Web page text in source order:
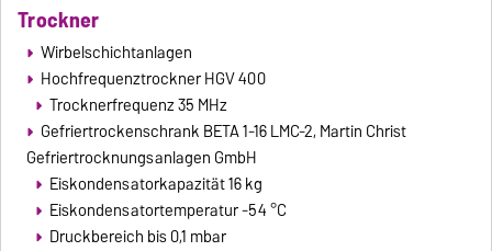
Trockner
Wirbelschichtanlagen
Hochfrequenztrockner HGV 400
Trocknerfrequenz 35 MHz
Gefriertrockenschrank BETA 1-16 LMC-2, Martin Christ
Gefriertrocknungsanlagen GmbH
Eiskondensatorkapazität 16 kg
Eiskondensatortemperatur -54 °C
Druckbereich bis 0,1 mbar